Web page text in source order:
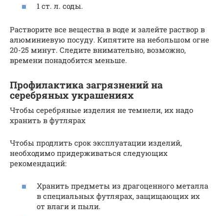
1 ст. л. соды.
Растворите все вещества в воде и залейте раствор в
алюминиевую посуду. Кипятите на небольшом огне
20-25 минут. Следите внимательно, возможно,
времени понадобится меньше.
Профилактика загрязнений на
серебряных украшениях
Чтобы серебряные изделия не темнели, их надо
хранить в футлярах
Чтобы продлить срок эксплуатации изделий,
необходимо придерживаться следующих
рекомендаций:
Хранить предметы из драгоценного металла
в специальных футлярах, защищающих их
от влаги и пыли.